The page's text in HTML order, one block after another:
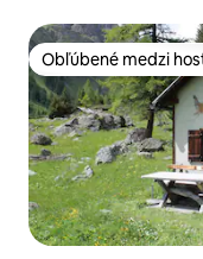
Obľúbené medzi
Obľúbené medzi